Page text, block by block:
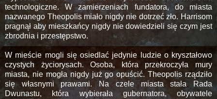
technologiczne. W zamierzeniach fundatora, do miasta
nazwanego Theopolis miało nigdy nie dotrzeć zło. Harrisom
pragnął aby mieszkańcy nigdy nie dowiedzieli się czym jest
zbrodnia i przestępstwo.
W mieście mogli się osiedlać jedynie ludzie o kryształowo
czystych życiorysach. Osoba, która przekroczyła mury
miasta, nie mogła nigdy już go opuścić. Theopolis rządziło
się własnymi prawami. Na czele miasta stała Rada
Dwunastu, która wybierała gubernatora, obywatele